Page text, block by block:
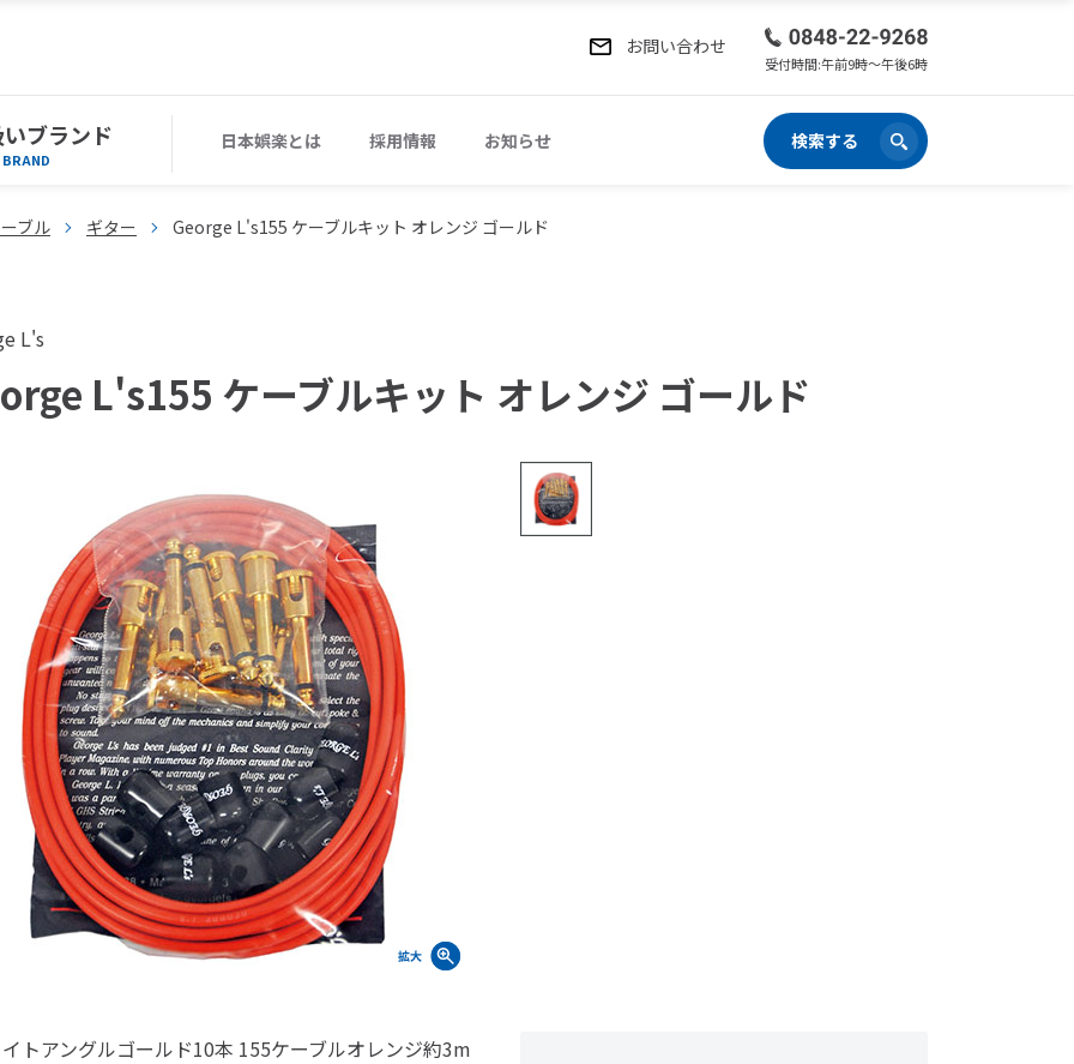
お問い合わせ
受付時間:午前9時〜午後6時
ブランド
BRAND
日本娯楽とは 採用情報 お知らせ 検索する
ブル ギター George L's155 ケーブルキット オレンジ ゴールド
L's
L's155 ケーブルキット オレンジ ゴールド
トアングルゴールド10本 155ケーブルオレンジ約3m